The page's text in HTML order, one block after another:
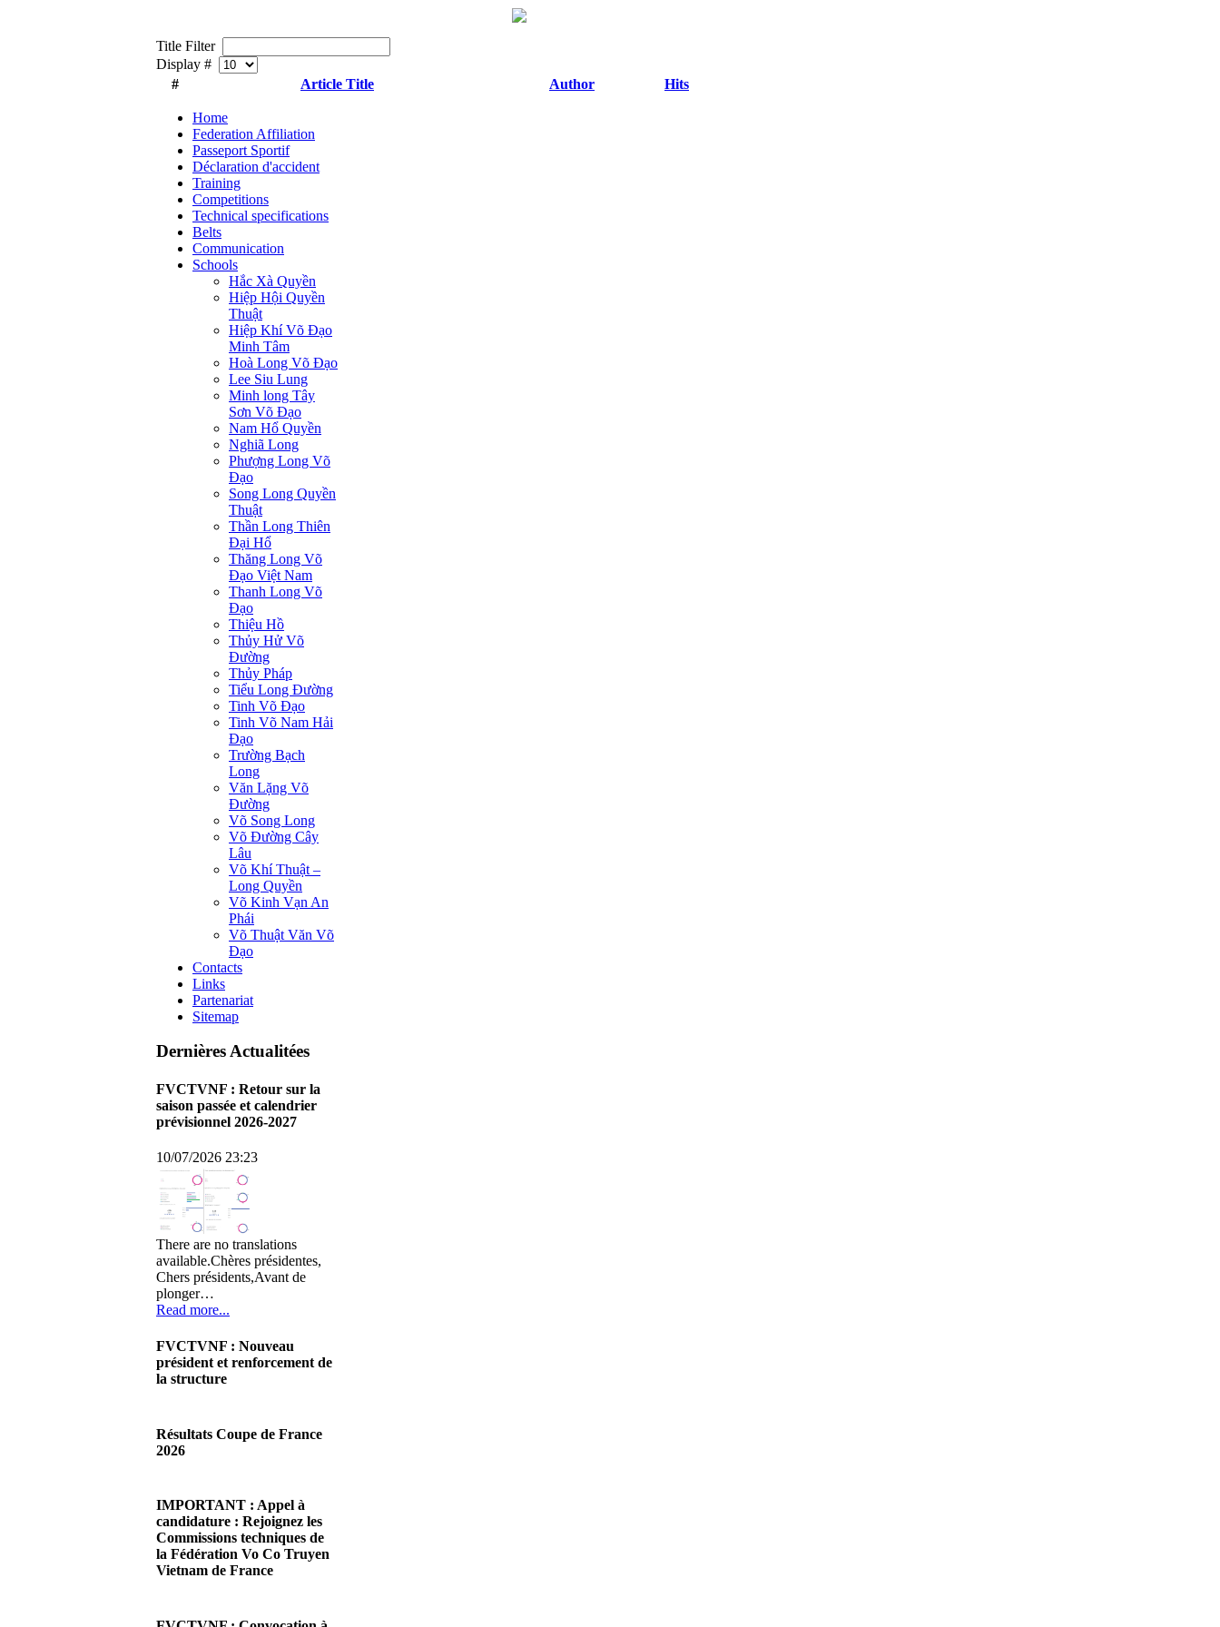
Title Filter
Display #
#
Article Title Author Hits
Home
Federation Affiliation
Passeport Sportif
Déclaration d'accident
Training
Competitions
Technical specifications
Belts
Communication
Schools
Hắc Xà Quyền
Hiệp Hội Quyền
Thuật
Hiệp Khí Võ Đạo
Minh Tâm
Hoà Long Võ Đạo
Lee Siu Lung
Minh long Tây
Sơn Võ Đạo
Nam Hổ Quyền
Nghiã Long
Phượng Long Võ
Đạo
Song Long Quyền
Thuật
Thần Long Thiên
Ðại Hổ
Thăng Long Võ
Đạo Việt Nam
Thanh Long Võ
Đạo
Thiệu Hồ
Thủy Hử Võ
Đường
Thủy Pháp
Tiểu Long Đường
Tinh Võ Đạo
Tinh Võ Nam Hải
Đạo
Trường Bạch
Long
Văn Lặng Võ
Đường
Võ Song Long
Võ Đường Cây
Lâu
Võ Khí Thuật –
Long Quyền
Võ Kinh Vạn An
Phái
Võ Thuật Văn Võ
Đạo
Contacts
Links
Partenariat
Sitemap
Dernières Actualitées
FVCTVNF : Retour sur la
saison passée et calendrier
prévisionnel 2026-2027
10/07/2026 23:23
There are no translations
available.Chères présidentes,
Chers présidents,Avant de
plonger…
Read more...
FVCTVNF : Nouveau
président et renforcement de
la structure
There are no translations
available.Chères Présidentes,
Read more...
Résultats Coupe de France
2026
There are no translations
available.Cliquez sur ce lien
pour accéder aux résultats
Read more...
IMPORTANT : Appel à
candidature : Rejoignez les
Commissions techniques de
la Fédération Vo Co Truyen
Vietnam de France
There are no translations